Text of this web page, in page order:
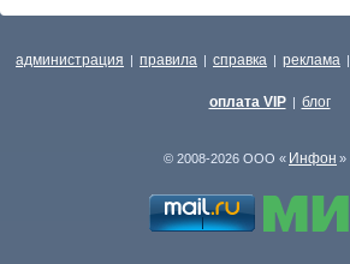
администрация | правила | справка | реклама |
оплата VIP | блог
© 2008-2026 ООО « Инфон »